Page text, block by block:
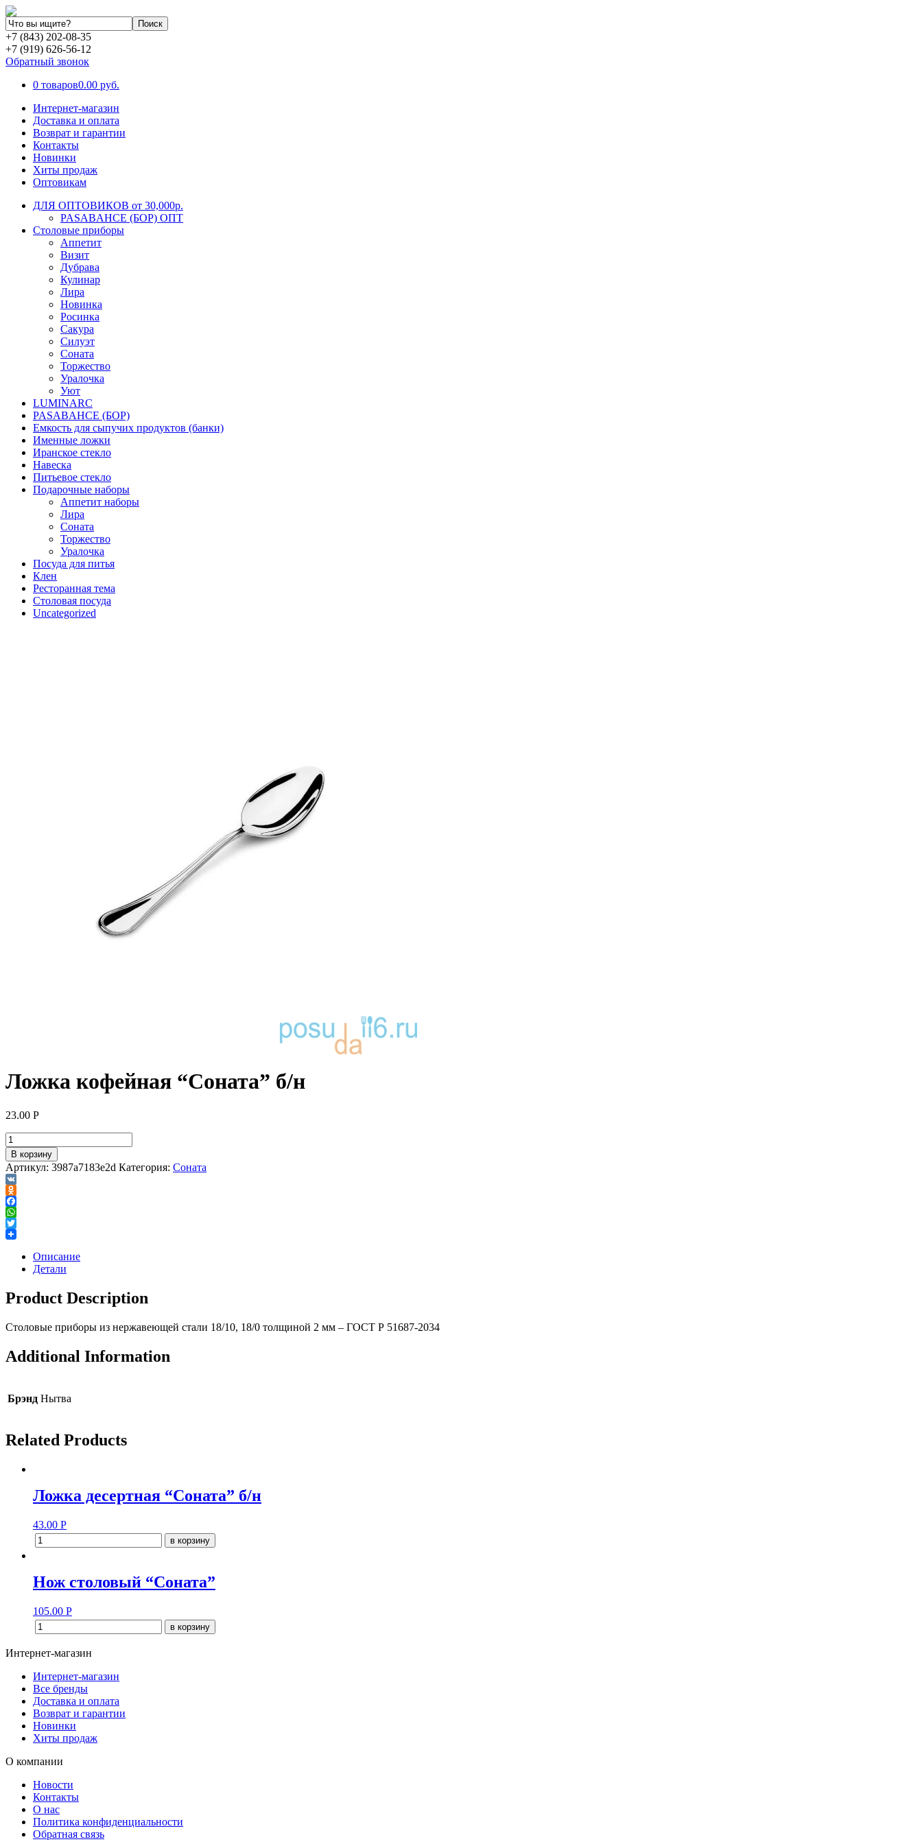
+7 (843) 202-08-35
+7 (919) 626-56-12
Обратный звонок
0 товаров0.00 руб.
Интернет-магазин
Доставка и оплата
Возврат и гарантии
Контакты
Новинки
Хиты продаж
Оптовикам
ДЛЯ ОПТОВИКОВ от 30,000р.
PASABAHCE (БОР) ОПТ
Столовые приборы
Аппетит
Визит
Дубрава
Кулинар
Лира
Новинка
Росинка
Сакура
Силуэт
Соната
Торжество
Уралочка
Уют
LUMINARC
PASABAHCE (БОР)
Емкость для сыпучих продуктов (банки)
Именные ложки
Иранское стекло
Навеска
Питьевое стекло
Подарочные наборы
Аппетит наборы
Лира
Соната
Торжество
Уралочка
Посуда для питья
Клен
Ресторанная тема
Столовая посуда
Uncategorized
Ложка кофейная “Соната” б/н
23.00 Р
В корзину
Артикул: 3987a7183e2d Категория: Соната
VK
Odnoklassniki
Facebook
WhatsApp
Twitter
Описание
Детали
Product Description
Столовые приборы из нержавеющей стали 18/10, 18/0 толщиной 2 мм – ГОСТ Р 51687-2034
Additional Information
Брэнд Нытва
Related Products
Ложка десертная “Соната” б/н
43.00 Р
в корзину
Нож столовый “Соната”
105.00 Р
в корзину
Интернет-магазин
Интернет-магазин
Все бренды
Доставка и оплата
Возврат и гарантии
Новинки
Хиты продаж
О компании
Новости
Контакты
О нас
Политика конфиденциальности
Обратная связь